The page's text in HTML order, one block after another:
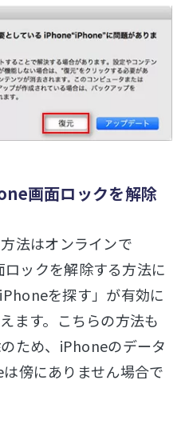
画面ロックを解除
法はオンラインで
ックを解除する方法に
を探す」が有効に
ます。こちらの方法も
ため、iPhoneのデータ
傍にありません場合で